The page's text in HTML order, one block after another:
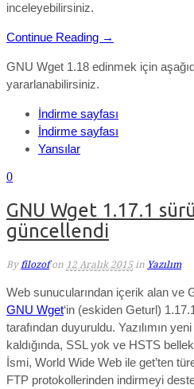
inceleyebilirsiniz.
Continue Reading →
GNU Wget 1.18 edinmek için
yararlanabilirsiniz.
İndirme sayfası
İndirme sayfası
Yansılar
0
GNU Wget 1.17.1
güncellendi
By filozof on 12 Aralık 2015 in Yazılım
Web sunucularından içerik alan ve
GNU Wget‘in (eskiden Geturl)
tarafından duyuruldu. Yazılımın
kaldığında, SSL yok ve HSTS
İsmi, World Wide Web ile get’ten
FTP protokollerinden indirmeyi